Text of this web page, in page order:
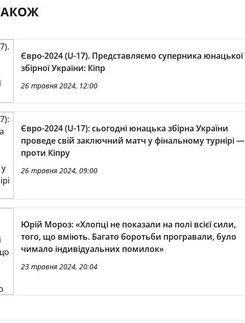
Євро-2024 (U-17). Представляємо суперника юнацької
збірної України: Кіпр
26 травня 2024, 12:00
Євро-2024 (U-17): сьогодні юнацька збірна України
проведе свій заключний матч у фінальному турнірі —
проти Кіпру
26 травня 2024, 09:00
Юрій Мороз: «Хлопці не показали на полі всієї сили,
того, що вміють. Багато боротьби програвали, було
чимало індивідуальних помилок»
23 травня 2024, 20:04